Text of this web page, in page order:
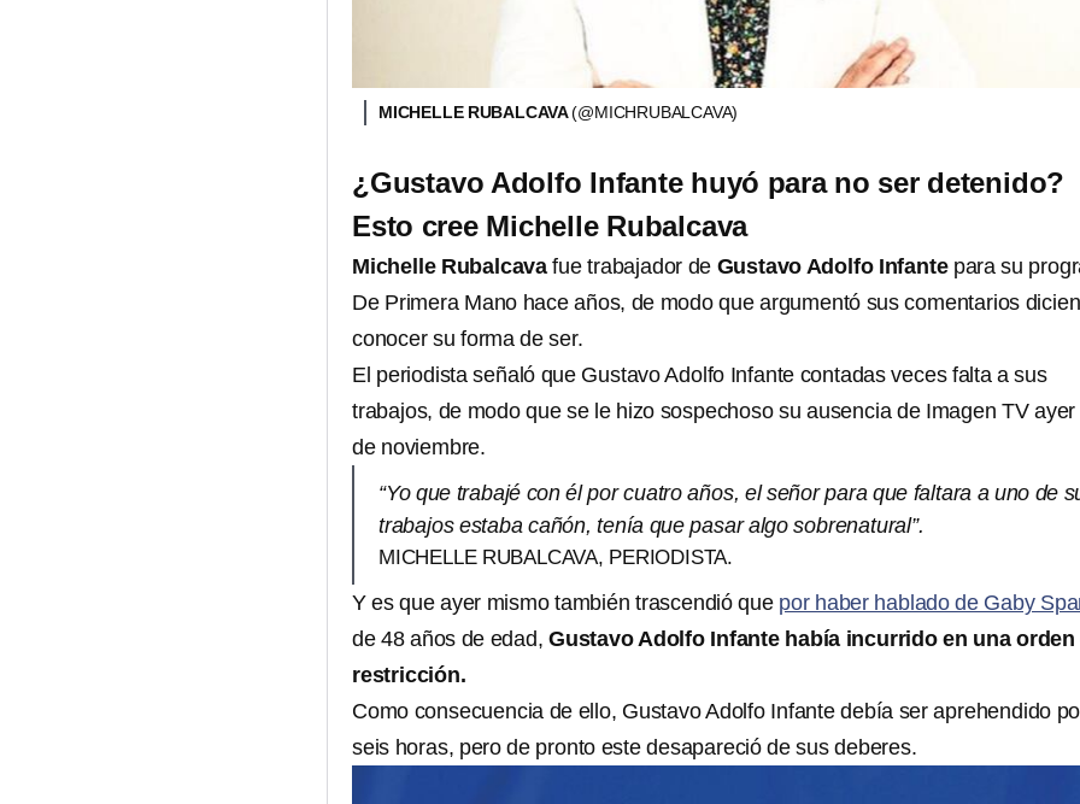
MICHELLE RUBALCAVA(@MICHRUBALCAVA)
¿Gustavo Adolfo Infante huyó para no ser detenido?
Esto cree Michelle Rubalcava
Michelle Rubalcava fue trabajador de Gustavo Adolfo Infantepara su
De Primera Mano hace años, de modo que argumentó sus comentarios
conocer su forma de ser.
El periodista señaló que Gustavo Adolfo Infante contadas veces falta a sus
trabajos, de modo que se le hizo sospechoso su ausencia de Imagen TV ayer
de noviembre.
“Yo que trabajé con él por cuatro años, el señor para que faltara a uno de
trabajos estaba cañón, tenía que pasar algo sobrenatural”.
MICHELLE RUBALCAVA, PERIODISTA.
Y es que ayer mismo también trascendió que por haber hablado de Gaby
de 48 años de edad,Gustavo Adolfo Infante había incurrido en una orden
restricción.
Como consecuencia de ello, Gustavo Adolfo Infante debía ser aprehendido
seis horas, pero de pronto este desapareció de sus deberes.